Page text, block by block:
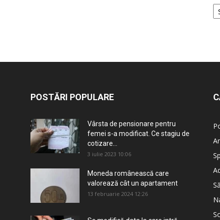
POSTĂRI POPULARE
Vârsta de pensionare pentru
femei s-a modificat. Ce stagiu de
cotizare...
3 iulie 2023 10:06
Moneda românească care
valorează cât un apartament
13 februarie 2024 12:26